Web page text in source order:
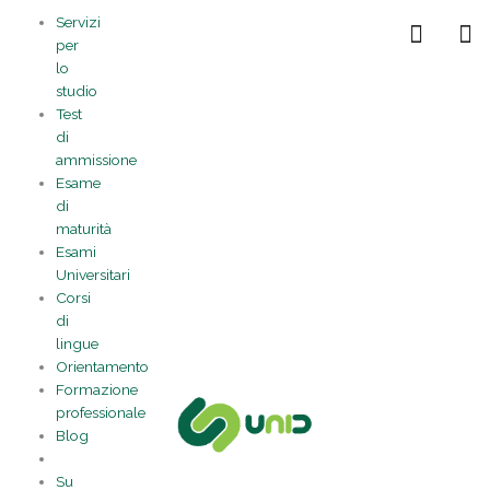
contenuto
Servizi
per
lo
studio
Test
di
ammissione
Esame
di
maturità
Esami
Universitari
Corsi
di
lingue
Orientamento
Formazione
professionale
Blog
Su